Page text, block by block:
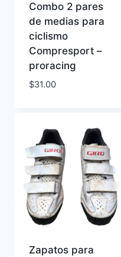
Combo 2 pares
de medias para
ciclismo
Compresport –
proracing
$31.00
Zapatos para